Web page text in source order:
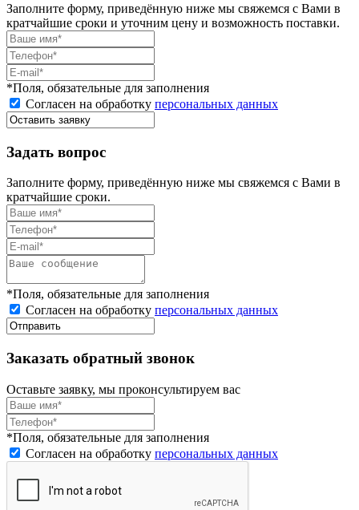
Заполните форму, приведённую ниже мы свяжемся с Вами в
кратчайшие сроки и уточним цену и возможность поставки.
*Поля, обязательные для заполнения
Согласен на обработку персональных данных
Задать вопрос
Заполните форму, приведённую ниже мы свяжемся с Вами в
кратчайшие сроки.
*Поля, обязательные для заполнения
Согласен на обработку персональных данных
Заказать обратный звонок
Оставьте заявку, мы проконсультируем вас
*Поля, обязательные для заполнения
Согласен на обработку персональных данных